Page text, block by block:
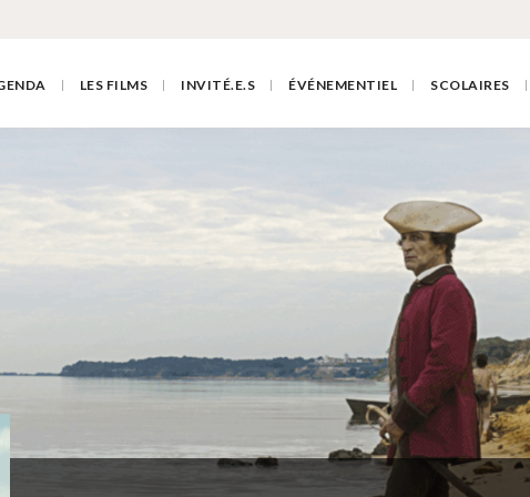
LES FILMS INVITÉ.E.S ÉVÉNEMENTIEL SCOLAIRES